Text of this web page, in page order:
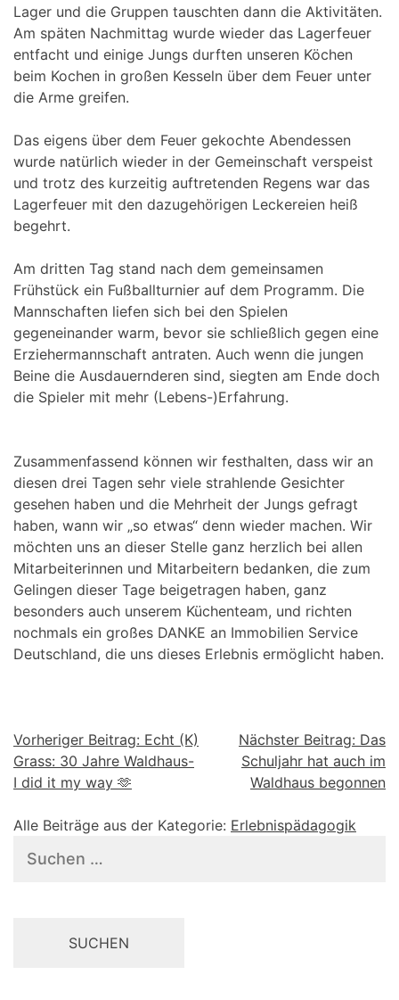
Lager und die Gruppen tauschten dann die Aktivitäten.
Am späten Nachmittag wurde wieder das Lagerfeuer
entfacht und einige Jungs durften unseren Köchen
beim Kochen in großen Kesseln über dem Feuer unter
die Arme greifen.
Das eigens über dem Feuer gekochte Abendessen
wurde natürlich wieder in der Gemeinschaft verspeist
und trotz des kurzeitig auftretenden Regens war das
Lagerfeuer mit den dazugehörigen Leckereien heiß
begehrt.
Am dritten Tag stand nach dem gemeinsamen
Frühstück ein Fußballturnier auf dem Programm. Die
Mannschaften liefen sich bei den Spielen
gegeneinander warm, bevor sie schließlich gegen eine
Erziehermannschaft antraten. Auch wenn die jungen
Beine die Ausdauernderen sind, siegten am Ende doch
die Spieler mit mehr (Lebens-)Erfahrung.
Zusammenfassend können wir festhalten, dass wir an
diesen drei Tagen sehr viele strahlende Gesichter
gesehen haben und die Mehrheit der Jungs gefragt
haben, wann wir „so etwas“ denn wieder machen. Wir
möchten uns an dieser Stelle ganz herzlich bei allen
Mitarbeiterinnen und Mitarbeitern bedanken, die zum
Gelingen dieser Tage beigetragen haben, ganz
besonders auch unserem Küchenteam, und richten
nochmals ein großes DANKE an Immobilien Service
Deutschland, die uns dieses Erlebnis ermöglicht haben.
Beitragsnavigation
Vorheriger Beitrag: Echt (K)
Grass: 30 Jahre Waldhaus-
I did it my way 🫶
Nächster Beitrag: Das
Schuljahr hat auch im
Waldhaus begonnen
Alle Beiträge aus der Kategorie: Erlebnispädagogik
nach: